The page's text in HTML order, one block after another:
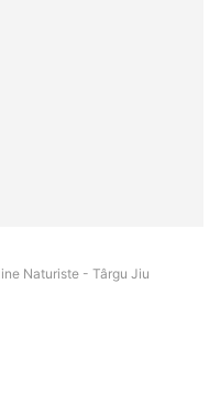
Naturiste - Târgu Jiu